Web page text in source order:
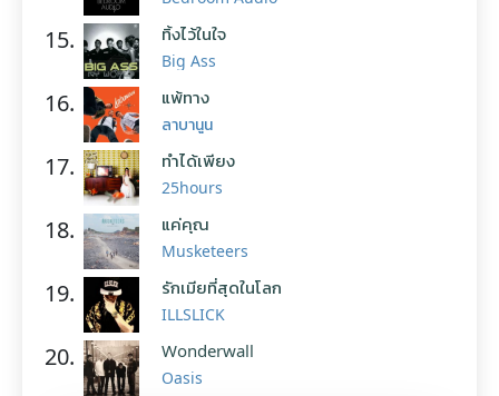
15. ทิ้งไว้ในใจ
Big Ass
16. แพ้ทาง
ลาบานูน
17. ทำได้เพียง
25hours
18. แค่คุณ
Musketeers
19. รักเมียที่สุดในโลก
ILLSLICK
20. Wonderwall
Oasis